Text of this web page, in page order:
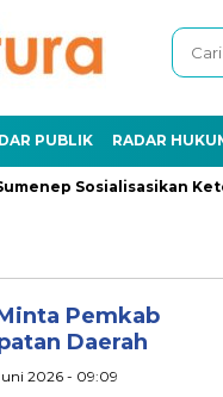
PUBLIK RADAR
Sosialisasikan
Pemkab
Daerah
2026 - 09:09